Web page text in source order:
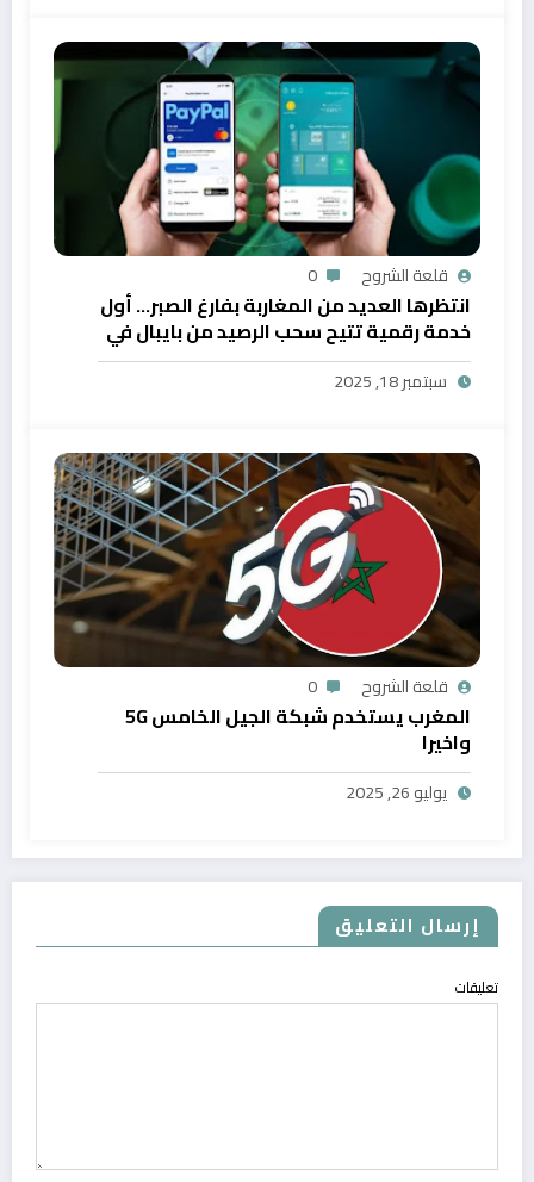
قلعة الشروح 0
انتظرها العديد من المغاربة بفارغ الصبر… أول
خدمة رقمية تتيح سحب الرصيد من بايبال في
المغرب
سبتمبر 18, 2025
قلعة الشروح 0
المغرب يستخدم شبكة الجيل الخامس 5G
واخيرا
يوليو 26, 2025
إرسال التعليق
تعليقات